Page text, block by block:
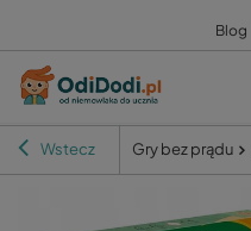
Blog
Wstecz Gry bez prądu